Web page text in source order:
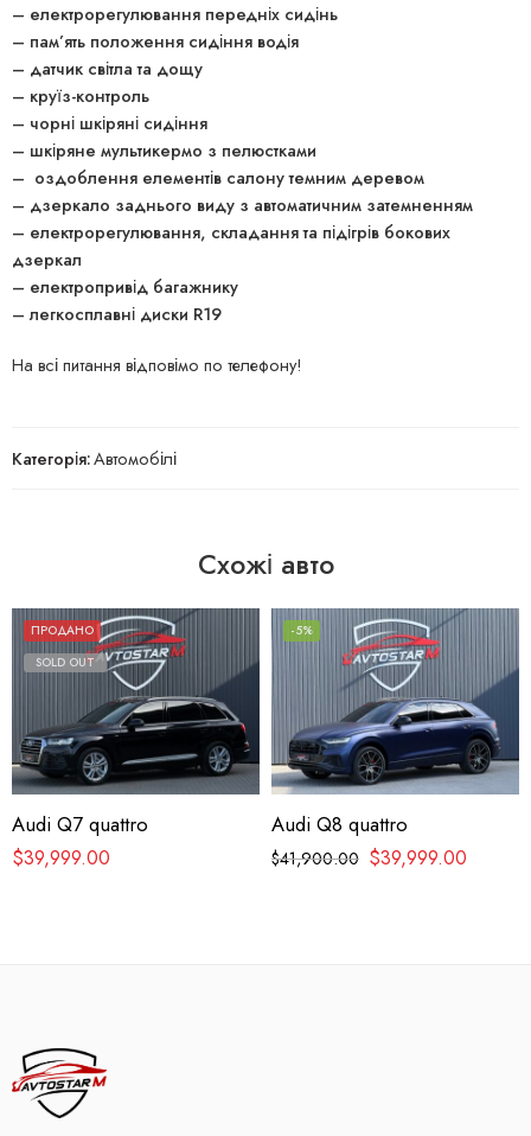
– електрорегулювання передніх сидінь
– пам’ять положення сидіння водія
– датчик світла та дощу
– круїз-контроль
– чорні шкіряні сидіння
– шкіряне мультикермо з пелюстками
– оздоблення елементів салону темним деревом
– дзеркало заднього виду з автоматичним затемненням
– електрорегулювання, складання та підігрів бокових
дзеркал
– електропривід багажнику
– легкосплавні диски R19
На всі питання відповімо по телефону!
Категорія:Автомобілі
Схожі авто
ПРОДАНО
SOLD OUT
Audi Q7 quattro
$39,999.00
-5%
Audi Q8 quattro
$41,900.00 $39,999.00